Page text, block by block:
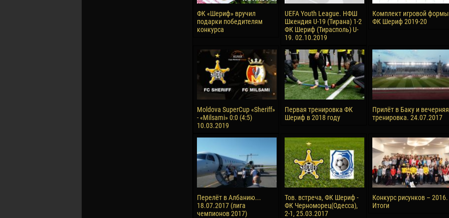
ФК «Шериф» вручил
подарки победителям
конкурса
UEFA Youth League. НФШ
Шкендия U-19 (Тирана) 1-2
ФК Шериф (Тирасполь) U-
19. 02.10.2019
Комплект игровой формы
ФК Шериф 2019-20
Moldova SuperCup «Sheriff»
- «Milsami» 0:0 (4:5)
10.03.2019
Первая тренировка ФК
Шериф в 2018 году
Прилёт в Баку и вечерняя
тренировка. 24.07.2017
Перелёт в Албанию...
18.07.2017 (лига
чемпионов 2017)
Тов. встреча, ФК Шериф -
ФК Черноморец(Одесса),
2-1, 25.03.2017
Конкурс рисунков – 2016.
Итоги